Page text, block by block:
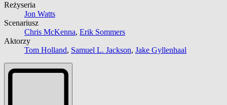
Reżyseria
Jon Watts
Scenariusz
Chris McKenna, Erik Sommers
Aktorzy
Tom Holland, Samuel L. Jackson, Jake Gyllenhaal